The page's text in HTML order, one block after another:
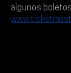
algunos